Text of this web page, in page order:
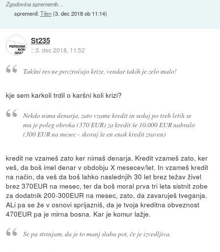
Zgodovina sprememb…
spremenil:Tilen(3. dec 2018 ob 11:14)
St235
::3. dec 2018, 11:52
Takšni res ne povzročajo krize, vendar takih je zelo malo!
kje sem karkoli trdil o karšni koli krizi?
Nekdo nima denarja, zato vzame kredit in sedaj po treh letih se
mu je poleg obroka (370 EUR) za kredit še 10.000 EUR nabralo
(300 EUR na mesec - skoraj še en enak kredit zraven)
kredit ne vzameš zato ker nimaš denarja. Kredit vzameš zato, ker
veš, da boš imel denar v obdobju X mesecev/let. In vzameš kredit
na način, da veš da boš lahko naslednjih 30 let brez težav živel
brez 370EUR na mesec, ter da boš moral prva tri leta sistnit zobe
za dodatnik 200-300EUR na mesec, zato, da zavaruješ tveganja.
ALi pa se že v osnovi sprijazniš, da je tvoja kreditna obveznost
470EUR pa je mirna bosna. Kar je komur lažje.
Se pa strinjam, da je to manj slaba pot, če je izvedljiva.